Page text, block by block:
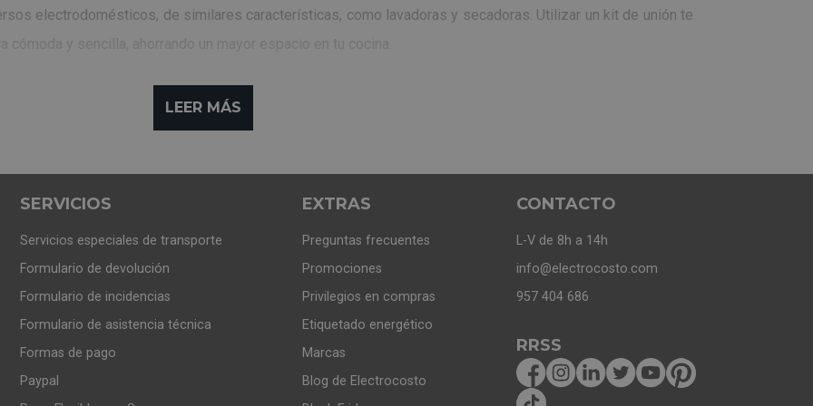
electrodomésticos, de similares características, como lavadoras y secadoras. Utilizar un kit de unión te
acarrear la elección de estos accesorios, por ello, queremos asesorarte a través de los siguientes
podrás elegir el material de tu nuevo accesorio; el más usual es el
, pero también tienes opciones
este es un accesorio muy recomendable.
son ideales para fijar de forma segura tus electrodomésticos evitando movimientos y caídas. Como te
LEER MÁS
SERVICIOS
Servicios especiales de transporte
Formulario de devolución
Formulario de incidencias
Formulario de asistencia técnica
Formas de pago
Paypal
EXTRAS
Preguntas frecuentes
Promociones
Privilegios en compras
Etiquetado energético
Marcas
Blog de Electrocosto
CONTACTO
L-V de 8h a 14h
info@electrocosto.com
957 404 686
RRSS